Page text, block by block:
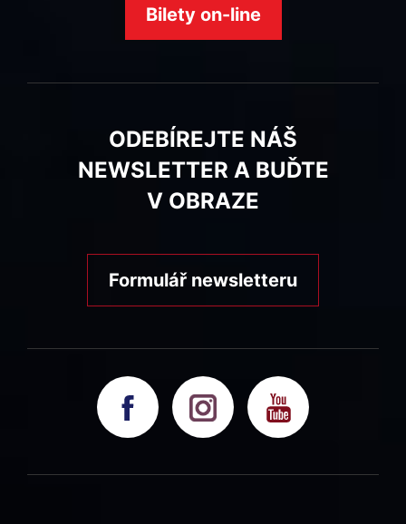
Bilety on-line
ODEBÍREJTE NÁŠ
NEWSLETTER A BUĎTE
V OBRAZE
Formulář newsletteru